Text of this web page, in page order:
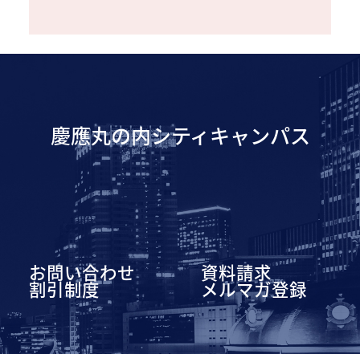
慶應丸の内シティキャンパス
お問い合わせ 資料請求
割引制度 メルマガ登録